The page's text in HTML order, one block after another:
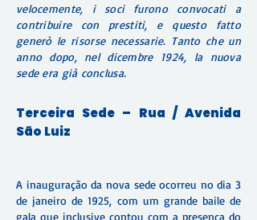
velocemente, i soci furono convocati a
contribuire con prestiti, e questo fatto
generò le risorse necessarie. Tanto che un
anno dopo, nel dicembre 1924, la nuova
sede era già conclusa.
Terceira Sede – Rua / Avenida
São Luiz
A inauguração da nova sede ocorreu no dia 3
de janeiro de 1925, com um grande baile de
gala que inclusive contou com a presença do